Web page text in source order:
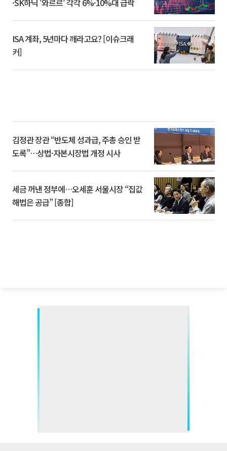
·SK하닉 '와르르' 각각 6%·10%대 급락
ISA 계좌, 5년마다 깨라고요? [이슈크래
커]
김정관 장관 “반도체 성과급, 주총 승인 받
도록”…상법·자본시장법 개정 시사
세금 꺼낸 정부에…오세훈 서울시장 “집값
해법은 공급” [종합]